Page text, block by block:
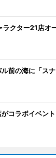
ラクター21店
ル前の海に「ス
がコラボイベン